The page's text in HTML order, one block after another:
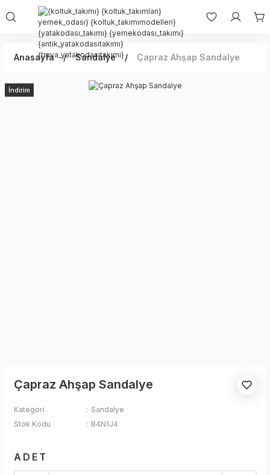
Anasayfa Sandalye Çapraz Ahşap Sandalye
İndirim
Çapraz Ahşap Sandalye
Kategori
Sandalye
Stok Kodu
B4N1J4
ADET